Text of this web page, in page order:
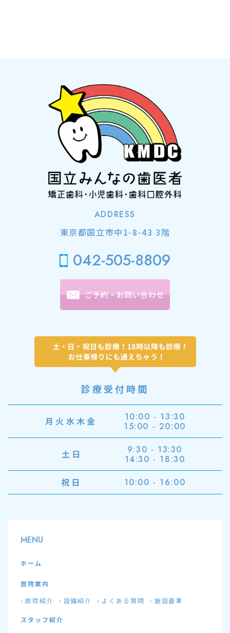
ADDRESS
東京都国立市中1-8-43 3階
042-505-8809
診療受付時間
月火水木金
10:00 - 13:30
15:00 - 20:00
土日
9:30 - 13:30
14:30 - 18:30
祝日 10:00 - 16:00
MENU
ホーム
医院案内
医院紹介
設備紹介 よくある質問 施設基準
スタッフ紹介